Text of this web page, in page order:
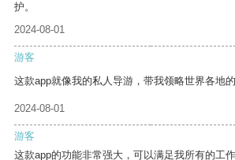
护。
2024-08-01
游客
这款app就像我的私人导游，带我领略世界各地的
2024-08-01
游客
这款app的功能非常强大，可以满足我所有的工